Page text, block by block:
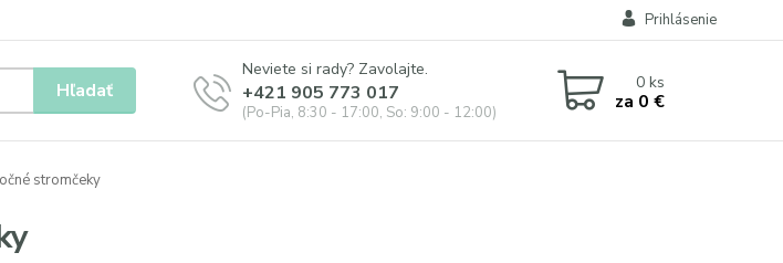
Prihlásenie
Hľadať
Neviete si rady? Zavolajte.
+421 905 773 017
(Po-Pia, 8:30 - 17:00, So: 9:00 - 12:00)
0ks
za 0 €
stromčeky